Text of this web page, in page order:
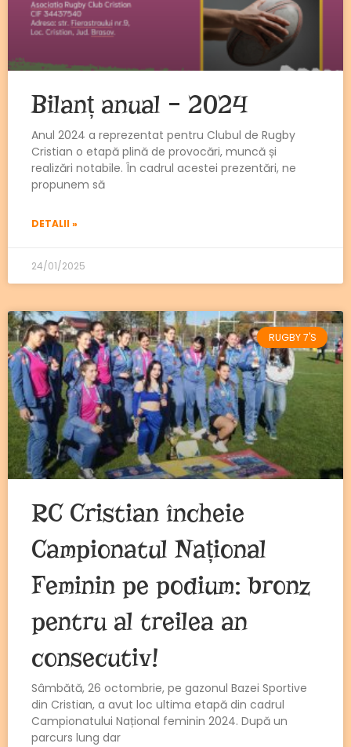
Bilanț anual – 2024
Anul 2024 a reprezentat pentru Clubul de Rugby
Cristian o etapă plină de provocări, muncă și
realizări notabile. În cadrul acestei prezentări, ne
propunem să
DETALII »
24/01/2025
RUGBY 7'S
RC Cristian încheie
Campionatul Național
Feminin pe podium: bronz
pentru al treilea an
consecutiv!
Sâmbătă, 26 octombrie, pe gazonul Bazei Sportive
din Cristian, a avut loc ultima etapă din cadrul
Campionatului Național feminin 2024. După un
parcurs lung dar